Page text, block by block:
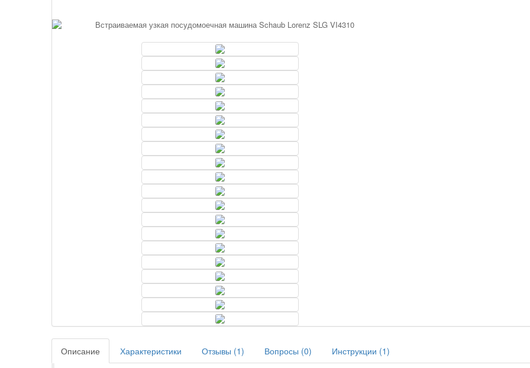
Описание Характеристики Отзывы (1) Вопросы (0) Инструкции (1)